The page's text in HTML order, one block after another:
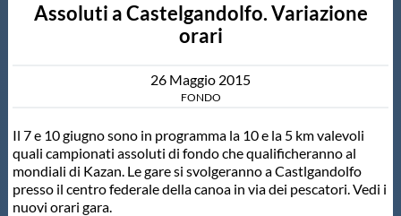
Tuffi
Salvamento
Assoluti a Castelgandolfo. Variazione
orari
26 Maggio 2015
FONDO
Il 7 e 10 giugno sono in programma la 10 e la 5 km valevoli
quali campionati assoluti di fondo che qualificheranno al
mondiali di Kazan. Le gare si svolgeranno a Castlgandolfo
presso il centro federale della canoa in via dei pescatori. Vedi i
nuovi orari gara.